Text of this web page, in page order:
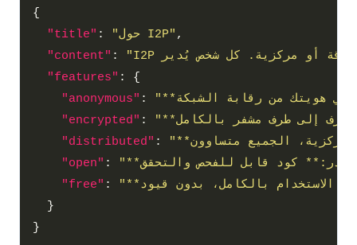
"title" : "حول I2P"
"content" :
"features"
"anonymous" :
"encrypted" :
"distributed" :
"open" :
"free" :